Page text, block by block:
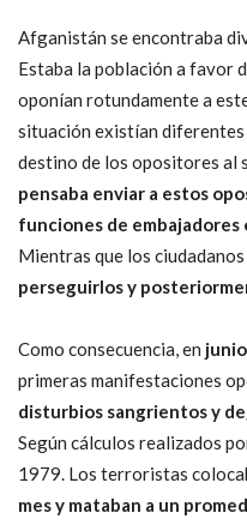
Afganistán se encontraba
Estaba la población a favor
oponían rotundamente a
situación existían
destino de los opositores al
pensaba enviar a estos
funciones de
Mientras que los
perseguirlos y
Como consecuencia, en
primeras manifestaciones
disturbios sangrientos y
Según cálculos realizados
1979. Los terroristas
mes y mataban a un